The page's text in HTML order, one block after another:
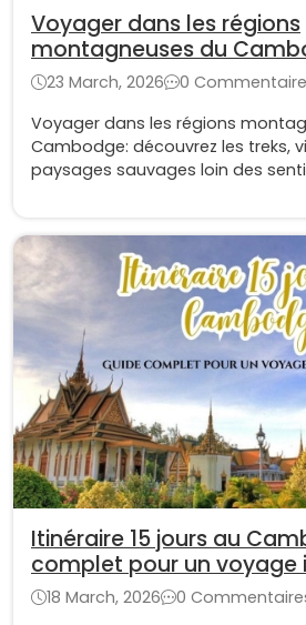
Voyager dans les régions
montagneuses du
complet pour les
23 March, 2026
0
Voyager dans les régions
Cambodge: découvrez les treks,
paysages sauvages loin des
Itinéraire 15 jours au
complet pour un voyage
18 March, 2026
0